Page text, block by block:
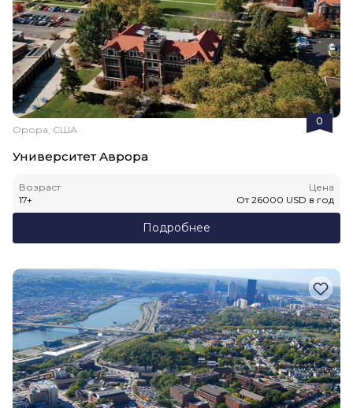
0
Орора, США
Университет Аврора
Возраст
17+
Цена
От 26000 USD в год
Подробнее